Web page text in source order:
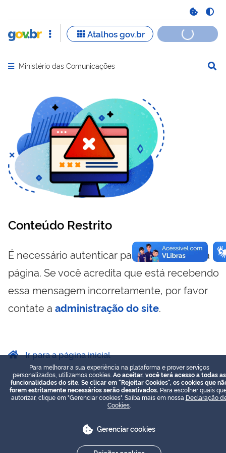
Abrir menu principal de navegação
Ministério das Comunicações
Conteúdo Restrito
É necessário autenticar para visualizar essa
página. Se você acredita que está recebendo
essa mensagem incorretamente, por favor
contate a administração do site.
Ir para a página inicial
Para melhorar a sua experiência na plataforma e prover serviços
personalizados, utilizamos cookies. Ao aceitar, você terá acesso a todas as
funcionalidades do site. Se clicar em "Rejeitar Cookies", os cookies que
forem estritamente necessários serão desativados. Para escolher quais
autorizar, clique em "Gerenciar cookies". Saiba mais em nossa Declaração
Cookies
Gerenciar cookies